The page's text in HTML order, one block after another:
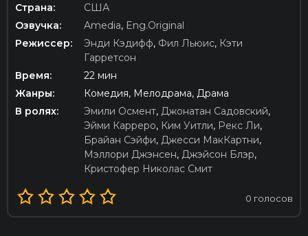
Страна:
США
Озвучка:
Amedia, Eng.Original
Режиссер:
Энди Кэдифф, Фил Льюис, Кэти
Гарретсон
Время:
22 мин
Жанры:
Комедия, Мелодрама, Драма
В ролях:
Эмили Осмент, Джонатан Садовский,
Эйми Карреро, Ким Уитли, Рекс Ли,
Брайан Сэйфи, Джесси МакКартни,
Мэллори Джэнсен, Джэйсон Блэр,
Кристофер Николас Смит
0 голосов